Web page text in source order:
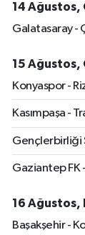
14 Ağustos,
Galatasaray -
15 Ağustos,
Konyaspor -
Kasımpaşa -
Gençlerbirliği
Gaziantep FK
16 Ağustos,
Başakşehir -